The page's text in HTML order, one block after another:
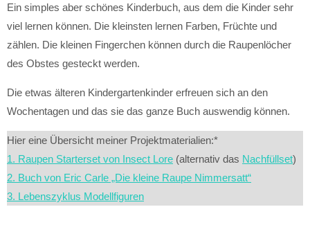
Ein simples aber schönes Kinderbuch, aus dem die Kinder sehr
viel lernen können. Die kleinsten lernen Farben, Früchte und
zählen. Die kleinen Fingerchen können durch die Raupenlöcher
des Obstes gesteckt werden.
Die etwas älteren Kindergartenkinder erfreuen sich an den
Wochentagen und das sie das ganze Buch auswendig können.
Hier eine Übersicht meiner Projektmaterialien:*
1. Raupen Starterset von Insect Lore (alternativ das Nachfüllset)
2. Buch von Eric Carle „Die kleine Raupe Nimmersatt“
3. Lebenszyklus Modellfiguren